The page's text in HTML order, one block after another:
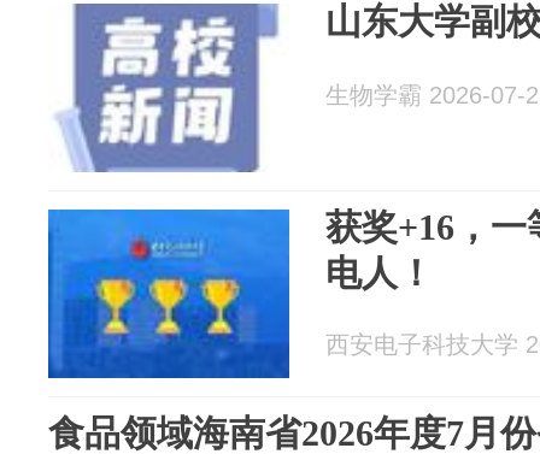
山东大学副
生物学霸 2026-07-
获奖+16，
电人！
西安电子科技大学
食品领域海南省2026年度7月